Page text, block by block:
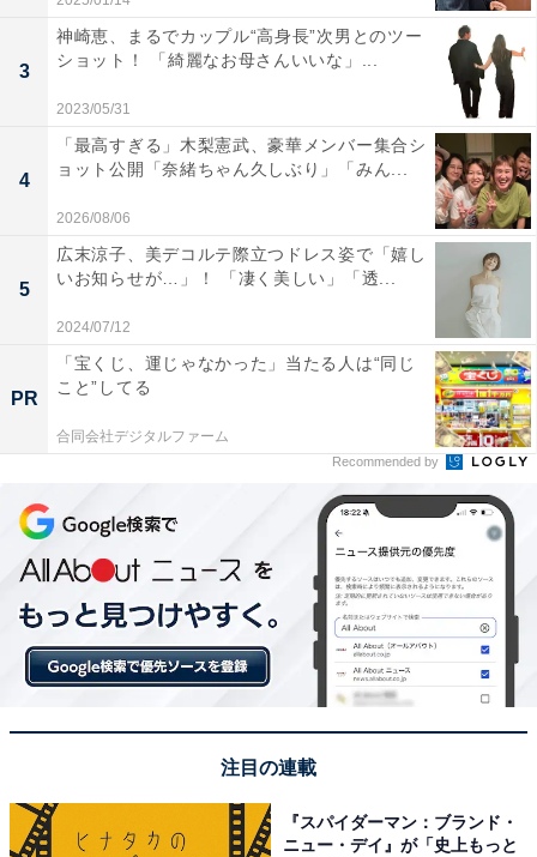
3
神崎恵、まるでカップル“高身長”次男とのツー
ショット！ 「綺麗なお母さんいいな」...
2023/05/31
4
「最高すぎる」木梨憲武、豪華メンバー集合シ
ョット公開「奈緒ちゃん久しぶり」「みん...
2026/08/06
5
広末涼子、美デコルテ際立つドレス姿で「嬉し
いお知らせが…」！ 「凄く美しい」「透...
2024/07/12
PR
「宝くじ、運じゃなかった」当たる人は“同じ
こと”してる
合同会社デジタルファーム
Recommended by
注目の連載
『スパイダーマン：ブランド・
ニュー・デイ』が「史上もっと